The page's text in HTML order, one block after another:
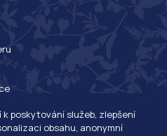
poskytování služeb, zlepšení
obsahu, anonymní